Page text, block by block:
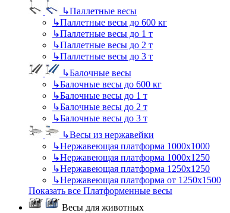
↳Паллетные весы
↳Паллетные весы до 600 кг
↳Паллетные весы до 1 т
↳Паллетные весы до 2 т
↳Паллетные весы до 3 т
↳Балочные весы
↳Балочные весы до 600 кг
↳Балочные весы до 1 т
↳Балочные весы до 2 т
↳Балочные весы до 3 т
↳Весы из нержавейки
↳Нержавеющая платформа 1000х1000
↳Нержавеющая платформа 1000х1250
↳Нержавеющая платформа 1250х1250
↳Нержавеющая платформа от 1250х1500
Показать все Платформенные весы
Весы для животных